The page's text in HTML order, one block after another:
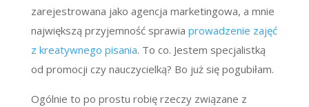
zarejestrowana jako agencja marketingowa, a mnie
największą przyjemność sprawia prowadzenie zajęć
z kreatywnego pisania. To co. Jestem specjalistką
od promocji czy nauczycielką? Bo już się pogubiłam.
Ogólnie to po prostu robię rzeczy związane z